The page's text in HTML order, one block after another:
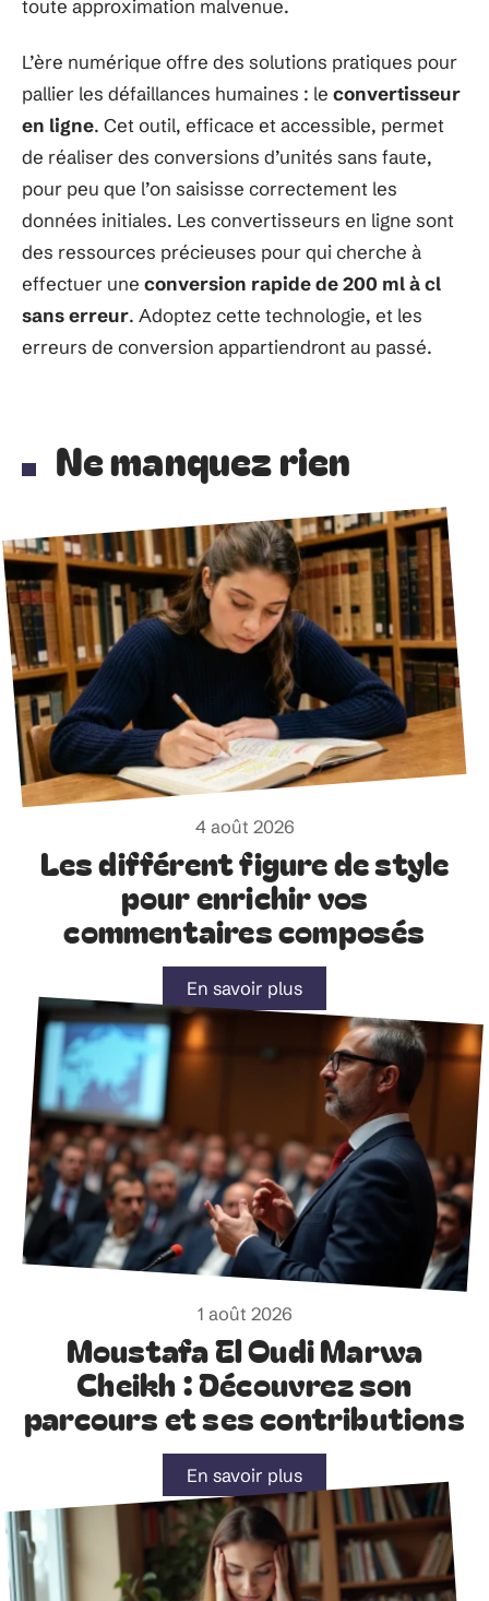
toute approximation malvenue.
L’ère numérique offre des solutions pratiques pour
pallier les défaillances humaines : le convertisseur
en ligne. Cet outil, efficace et accessible, permet
de réaliser des conversions d’unités sans faute,
pour peu que l’on saisisse correctement les
données initiales. Les convertisseurs en ligne sont
des ressources précieuses pour qui cherche à
effectuer une conversion rapide de 200 ml à cl
sans erreur. Adoptez cette technologie, et les
erreurs de conversion appartiendront au passé.
Ne manquez rien
4 août 2026
Les différent figure de style
pour enrichir vos
commentaires composés
En savoir plus
1 août 2026
Moustafa El Oudi Marwa
Cheikh : Découvrez son
parcours et ses contributions
En savoir plus